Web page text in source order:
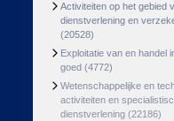
Activiteiten op het gebied
dienstverlening en
(20528)
Exploitatie van en handel
goed (4772)
Wetenschappelijke en
activiteiten en
dienstverlening (22186)